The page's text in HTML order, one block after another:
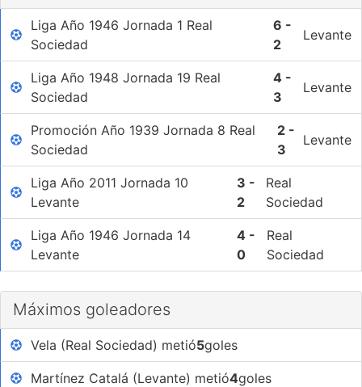
Liga Año 1946 Jornada 1 Real
Sociedad
6 -
2
Levante
Liga Año 1948 Jornada 19 Real
Sociedad
4 -
3
Levante
Promoción Año 1939 Jornada 8 Real
Sociedad
2 -
3
Levante
Liga Año 2011 Jornada 10
Levante
3 -
2
Real
Sociedad
Liga Año 1946 Jornada 14
Levante
4 -
0
Real
Sociedad
Máximos goleadores
Vela (Real Sociedad) metió5goles
Martínez Catalá (Levante) metió4goles